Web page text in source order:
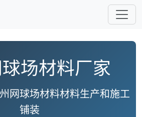
场材料厂家
网球场材料材料生产和施工
铺装